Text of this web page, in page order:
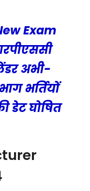
Exam
अभी-
भर्तियों
डेट घोषित